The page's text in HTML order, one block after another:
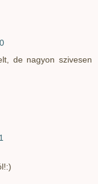
de nagyon szivesen